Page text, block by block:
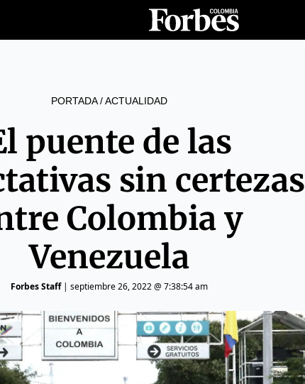
PORTADA/ACTUALIDAD
puente de las
sin certezas
Colombia y
Venezuela
Forbes Staff| septiembre 26, 2022 @ 7:38:54 am